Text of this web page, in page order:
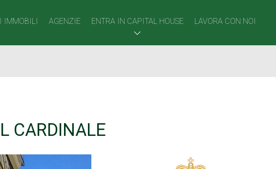
IMMOBILI AGENZIE ENTRA IN CAPITAL HOUSE LAVORA CON NOI
CARDINALE